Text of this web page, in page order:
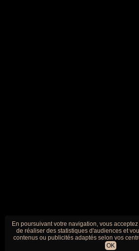
En poursuivant votre navigation, vous
de réaliser des statistiques d'audiences et
contenus ou publicités adaptés selon vos
OK